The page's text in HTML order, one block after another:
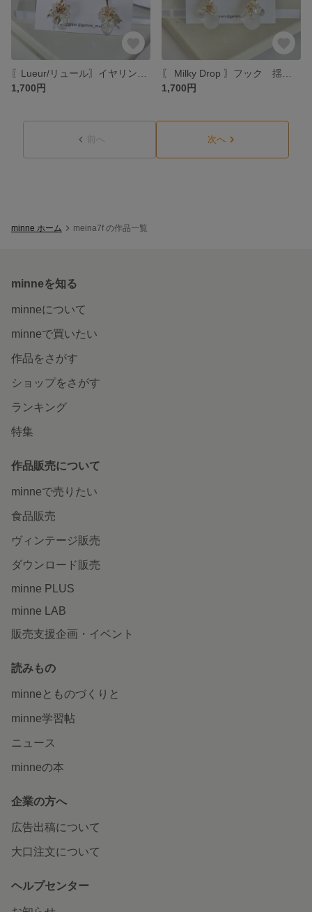
1,700円
1,700円
前へ 次へ
minne ホーム meina7f の作品一覧
minneを知る
minneについて
minneで買いたい
作品をさがす
ショップをさがす
ランキング
特集
作品販売について
minneで売りたい
食品販売
ヴィンテージ販売
ダウンロード販売
minne PLUS
minne LAB
販売支援企画・イベント
読みもの
minneとものづくりと
minne学習帖
ニュース
minneの本
企業の方へ
広告出稿について
大口注文について
ヘルプセンター